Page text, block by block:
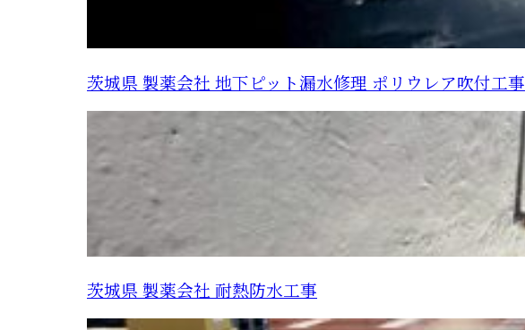
茨城県 製薬会社 地下ピット漏水修理 ポリウレア吹付工事
茨城県 製薬会社 耐熱防水工事